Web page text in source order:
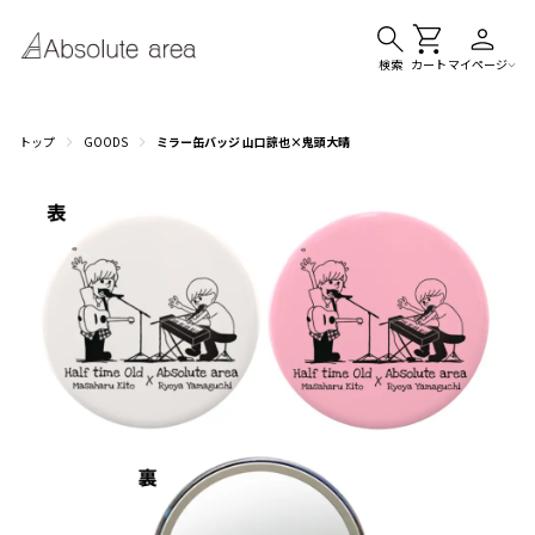
検索 カート マイページ
トップ GOODS ミラー缶バッジ 山口諒也×鬼頭大晴